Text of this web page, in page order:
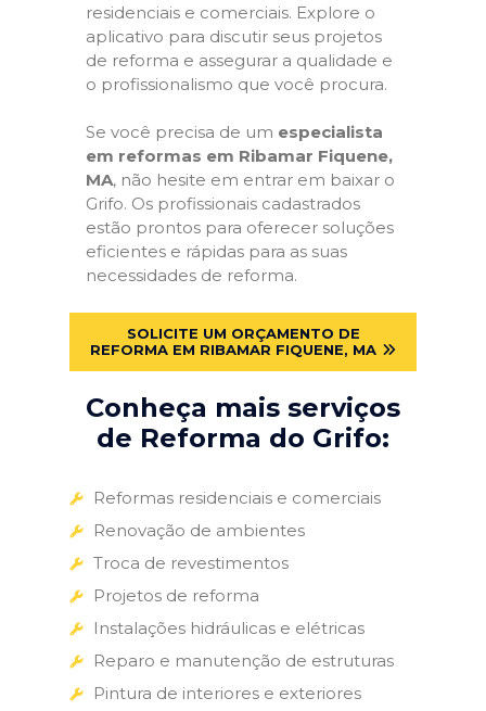
residenciais e comerciais. Explore o
aplicativo para discutir seus projetos
de reforma e assegurar a qualidade e
o profissionalismo que você procura.
Se você precisa de um especialista
em reformas em Ribamar Fiquene,
MA, não hesite em entrar em baixar o
Grifo. Os profissionais cadastrados
estão prontos para oferecer soluções
eficientes e rápidas para as suas
necessidades de reforma.
SOLICITE UM ORÇAMENTO DE
REFORMA EM RIBAMAR FIQUENE, MA
Conheça mais serviços
de Reforma do Grifo:
Reformas residenciais e comerciais
Renovação de ambientes
Troca de revestimentos
Projetos de reforma
Instalações hidráulicas e elétricas
Reparo e manutenção de estruturas
Pintura de interiores e exteriores